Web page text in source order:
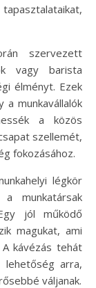
szervezett
vagy barista
élményt. Ezek
a munkavállalók
a közös
szellemét,
fokozásához.
légkör
munkatársak
jól működő
magukat, ami
kávézás tehát
arra,
váljanak.